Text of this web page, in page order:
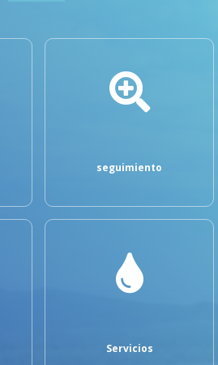
seguimiento
Servicios